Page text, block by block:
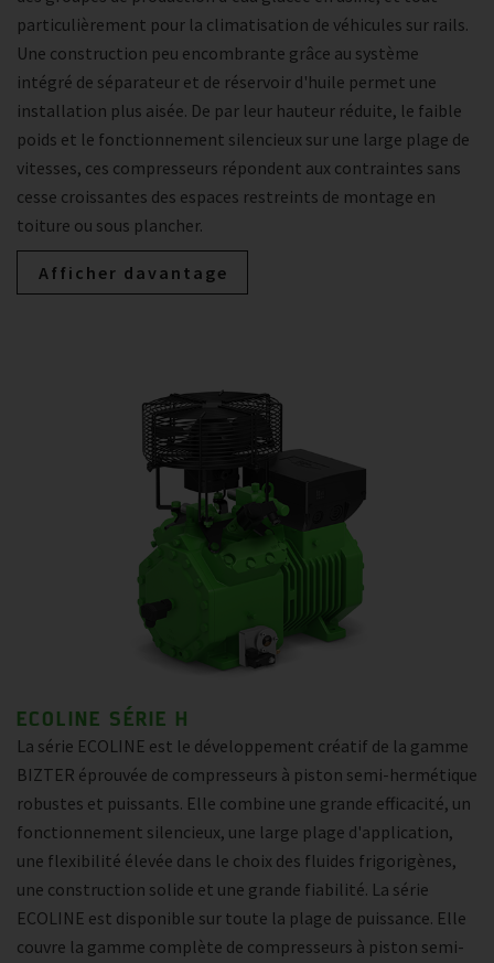
particulièrement pour la climatisation de véhicules sur rails.
Une construction peu encombrante grâce au système
intégré de séparateur et de réservoir d'huile permet une
installation plus aisée. De par leur hauteur réduite, le faible
poids et le fonctionnement silencieux sur une large plage de
vitesses, ces compresseurs répondent aux contraintes sans
cesse croissantes des espaces restreints de montage en
toiture ou sous plancher.
Afficher davantage
ECOLINE SÉRIE H
La série ECOLINE est le développement créatif de la gamme
BIZTER éprouvée de compresseurs à piston semi-hermétique
robustes et puissants. Elle combine une grande efficacité, un
fonctionnement silencieux, une large plage d'application,
une flexibilité élevée dans le choix des fluides frigorigènes,
une construction solide et une grande fiabilité. La série
ECOLINE est disponible sur toute la plage de puissance. Elle
couvre la gamme complète de compresseurs à piston semi-